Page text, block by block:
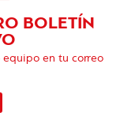
BOLETÍN
equipo en tu correo